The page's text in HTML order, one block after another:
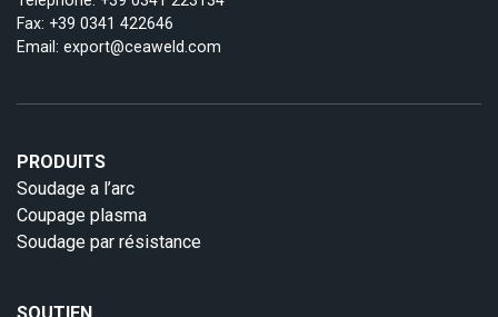
Fax: +39 0341 422646
Email: export@ceaweld.com
PRODUITS
Soudage a l’arc
Coupage plasma
Soudage par résistance